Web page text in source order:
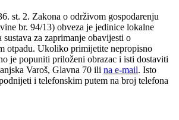
st. 2. Zakona o održivom gospodarenju
br. 94/13) obveza je jedinice lokalne
sustava za zaprimanje obavijesti o
otpadu. Ukoliko primijetite nepropisno
je popuniti priloženi obrazac i isti dostaviti
Varoš, Glavna 70 ili na e-mail. Isto
i telefonskim putem na broj telefona